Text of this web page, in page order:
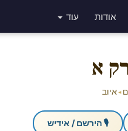
אודות עוד
א
◂ איוב
🎙 הירשם / אידיש